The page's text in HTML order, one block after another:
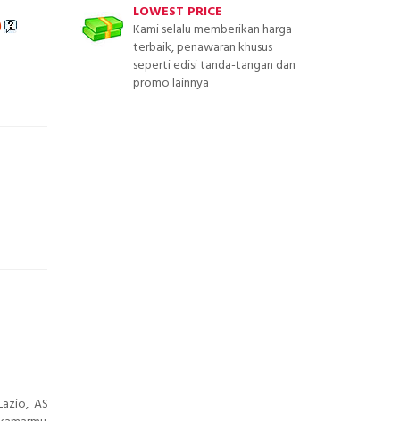
AS
LOWEST PRICE
Kami selalu memberikan harga
terbaik, penawaran khusus
seperti edisi tanda-tangan dan
promo lainnya